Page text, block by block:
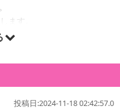
ます。
投稿日:2024-11-18 02:42:57.0